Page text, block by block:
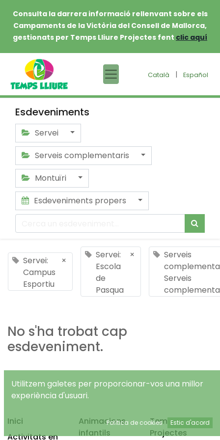
Consulta la darrera informació rellenvant sobre els
Campaments de la Victòria del Consell de Mallorca,
gestionats per Temps Lliure Projectes fent clic aquí
Català | Español
Esdeveniments
Servei
Serveis complementaris
Montuïri
Esdeveniments propers
Servei:
Campus
Esportiu
×
Servei:
Escola
de
Pasqua
×
Serveis
Serveis
No s'ha trobat cap
esdeveniment.
Inici
Activitats en
Animacions
infantils
Temps Lliure
Projectes
Utilitzem galetes per proporcionar-vos una millor
experiència d'usuari.
Política de cookies Estic d'acord